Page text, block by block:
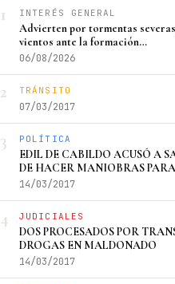
1 INTERÉS GENERAL
Advierten por tormentas
vientos ante la formación…
06/08/2026
2 TRÁNSITO
07/03/2017
3 POLÍTICA
EDIL DE CABILDO ACUSÓ A
DE HACER MANIOBRAS
14/03/2017
4 JUDICIALES
DOS PROCESADOS POR
DROGAS EN MALDONADO
14/03/2017